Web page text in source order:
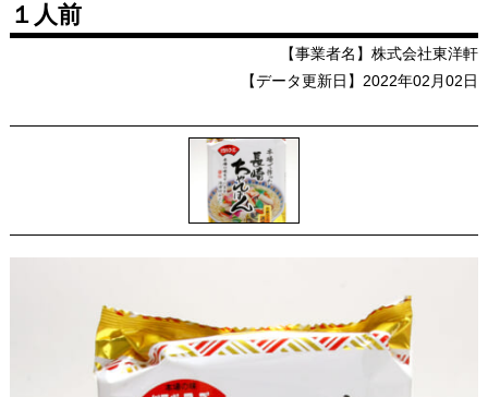
１人前
【事業者名】株式会社東洋軒
【データ更新日】2022年02月02日